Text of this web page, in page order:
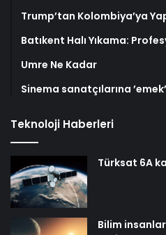
Trump’tan Kolombiya’ya
Batıkent Halı Yıkama:
Umre Ne Kadar
Sinema sanatçılarına
Teknoloji Haberleri
Türksat 6A
Bilim